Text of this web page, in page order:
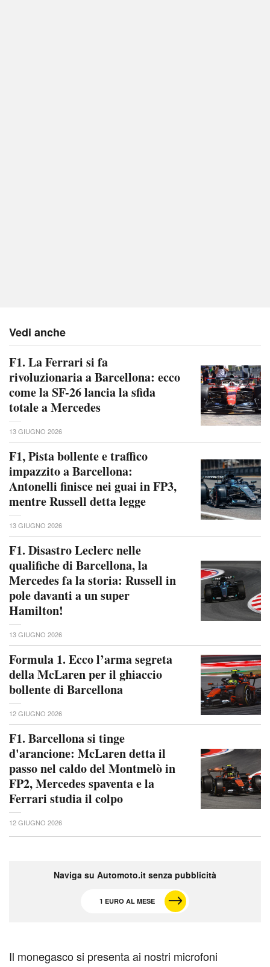
Vedi anche
F1. La Ferrari si fa
rivoluzionaria a Barcellona: ecco
come la SF-26 lancia la sfida
totale a Mercedes
13 GIUGNO 2026
F1, Pista bollente e traffico
impazzito a Barcellona:
Antonelli finisce nei guai in FP3,
mentre Russell detta legge
13 GIUGNO 2026
F1. Disastro Leclerc nelle
qualifiche di Barcellona, la
Mercedes fa la storia: Russell in
pole davanti a un super
Hamilton!
13 GIUGNO 2026
Formula 1. Ecco l’arma segreta
della McLaren per il ghiaccio
bollente di Barcellona
12 GIUGNO 2026
F1. Barcellona si tinge
d'arancione: McLaren detta il
passo nel caldo del Montmelò in
FP2, Mercedes spaventa e la
Ferrari studia il colpo
12 GIUGNO 2026
Naviga su Automoto.it senza pubblicità
1 EURO AL MESE
Il monegasco si presenta ai nostri microfoni